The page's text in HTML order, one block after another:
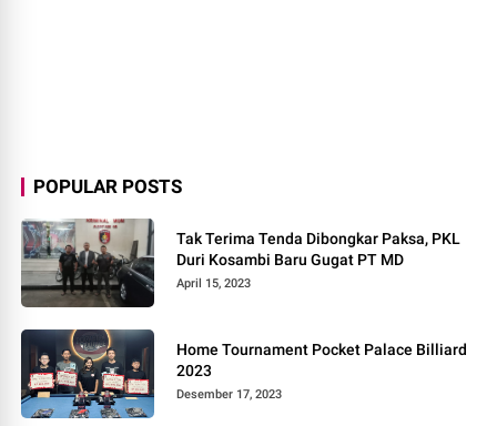
POPULAR POSTS
Tak Terima Tenda Dibongkar Paksa, PKL
Duri Kosambi Baru Gugat PT MD
April 15, 2023
Home Tournament Pocket Palace Billiard
2023
Desember 17, 2023